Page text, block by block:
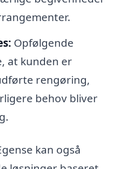
Opfølgende
at kunden er
rengøring,
behov bliver
kan også